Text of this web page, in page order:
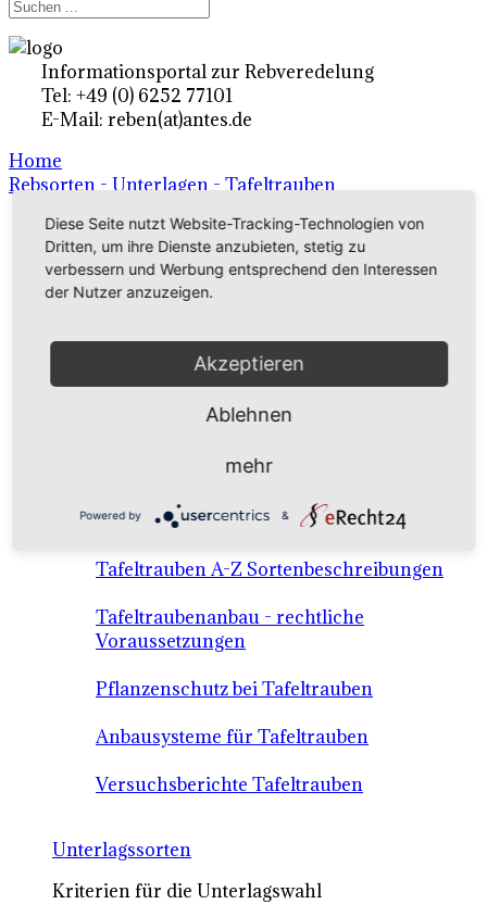
Informationsportal zur Rebveredelung
Tel: +49 (0) 6252 77101
E-Mail: reben(at)antes.de
Home
Rebsorten - Unterlagen - Tafeltrauben
Ertragsrebsorten A-Z
in Deutschland
Rebsorten international
Anbausysteme & Recht
Tafeltrauben A-Z Sortenbeschreibungen
Tafeltraubenanbau - rechtliche
Voraussetzungen
Pflanzenschutz bei Tafeltrauben
Anbausysteme für Tafeltrauben
Versuchsberichte Tafeltrauben
Unterlagssorten
Kriterien für die Unterlagswahl
Diese Seite nutzt Website-Tracking-Technologien von
Dritten, um ihre Dienste anzubieten, stetig zu
verbessern und Werbung entsprechend den Interessen
der Nutzer anzuzeigen.
Akzeptieren
Ablehnen
mehr
Powered by &